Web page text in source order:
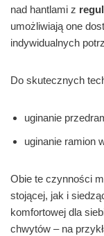
nad hantlami z
umożliwiają one
indywidualnych
Do skutecznych
uginanie
uginanie ramion
Obie te czynności
stojącej, jak i
komfortowej dla
chwytów – na